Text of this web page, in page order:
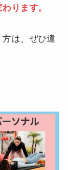
ります。
は、ぜひ違